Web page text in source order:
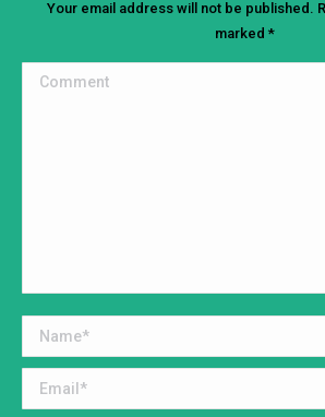
Your email address will not be published.
marked *
Comment
Name *
Email *